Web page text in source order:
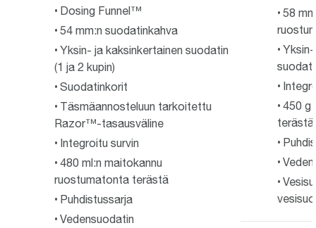
Dosing Funnel™
54 mm:n suodatinkahva
Yksin- ja kaksinkertainen suodatin
(1 ja 2 kupin)
Suodatinkorit
Täsmäannosteluun tarkoitettu
Razor™-tasausväline
Integroitu survin
480 ml:n maitokannu
ruostumatonta terästä
Puhdistussarja
Vedensuodatin
58
450 g
terästä